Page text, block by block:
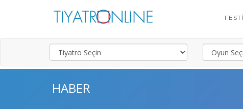
HABER